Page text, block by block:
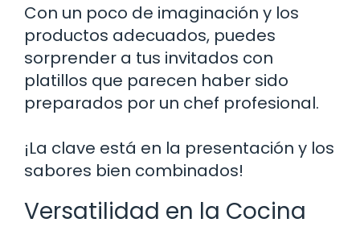
Con un poco de imaginación y los
productos adecuados, puedes
sorprender a tus invitados con
platillos que parecen haber sido
preparados por un chef profesional.
¡La clave está en la presentación y los
sabores bien combinados!
Versatilidad en la Cocina